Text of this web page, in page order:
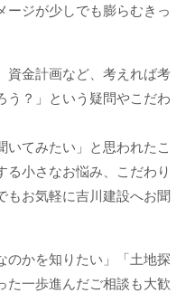
ージが少しでも膨らむきっ
資金計画など、考えれば考
う？」という疑問やこだわ
いてみたい」と思われたこ
る小さなお悩み、こだわり
もお気軽に吉川建設へお聞
のかを知りたい」「土地探
た一歩進んだご相談も大歓